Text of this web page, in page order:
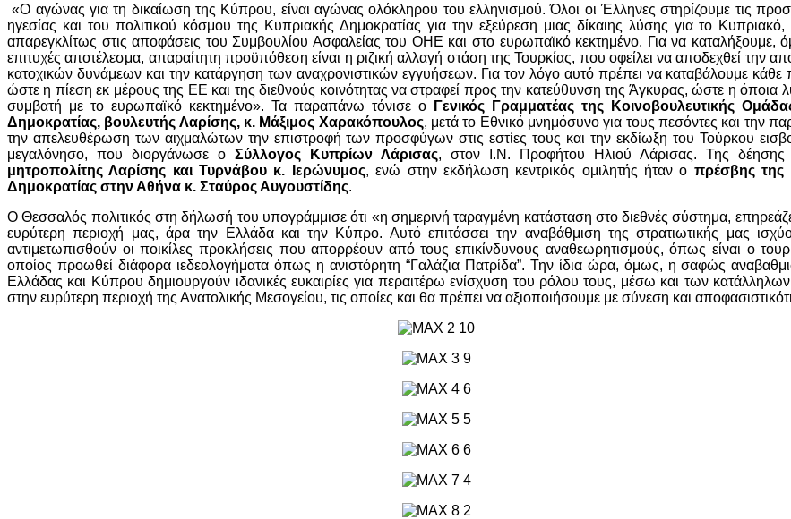
«Ο αγώνας για τη δικαίωση της Κύπρου, είναι αγώνας ολόκληρου του ελληνισμού. Όλοι οι Έλληνες στηρίζουμε τις
ηγεσίας και του πολιτικού κόσμου της Κυπριακής Δημοκρατίας για την εξεύρεση μιας δίκαιης λύσης για το Κυπριακό,
απαρεγκλίτως στις αποφάσεις του Συμβουλίου Ασφαλείας του ΟΗΕ και στο ευρωπαϊκό κεκτημένο. Για να καταλήξουμε,
επιτυχές αποτέλεσμα, απαραίτητη προϋπόθεση είναι η ριζική αλλαγή στάση της Τουρκίας, που οφείλει να αποδεχθεί την
κατοχικών δυνάμεων και την κατάργηση των αναχρονιστικών εγγυήσεων. Για τον λόγο αυτό πρέπει να καταβάλουμε κάθε
ώστε η πίεση εκ μέρους της ΕΕ και της διεθνούς κοινότητας να στραφεί προς την κατεύθυνση της Άγκυρας, ώστε η όποια
συμβατή με το ευρωπαϊκό κεκτημένο». Τα παραπάνω τόνισε ο
Γενικός Γραμματέας της Κοινοβουλευτικής
Δημοκρατίας, βουλευτής Λαρίσης, κ. Μάξιμος Χαρακόπουλος, μετά το Εθνικό μνημόσυνο για τους πεσόντες και την
την απελευθέρωση των αιχμαλώτων την επιστροφή των προσφύγων στις εστίες τους και την εκδίωξη του Τούρκου
μεγαλόνησο, που διοργάνωσε οΣύλλογος Κυπρίων Λάρισας, στον Ι.Ν. Προφήτου Ηλιού Λάρισας. Της
μητροπολίτης Λαρίσης και Τυρνάβου κ. Ιερώνυμος, ενώ στην εκδήλωση κεντρικός ομιλητής ήταν ο πρέσβης της
Δημοκρατίας στην Αθήνα κ. Σταύρος Αυγουστίδης.
Ο Θεσσαλός πολιτικός στη δήλωσή του υπογράμμισε ότι «η σημερινή ταραγμένη κατάσταση στο διεθνές σύστημα,
ευρύτερη περιοχή μας, άρα την Ελλάδα και την Κύπρο. Αυτό επιτάσσει την αναβάθμιση της στρατιωτικής μας
αντιμετωπισθούν οι ποικίλες προκλήσεις που απορρέουν από τους επικίνδυνους αναθεωρητισμούς, όπως είναι ο
οποίος προωθεί διάφορα ιεδεολογήματα όπως η ανιστόρητη “Γαλάζια Πατρίδα”. Την ίδια ώρα, όμως, η σαφώς
Ελλάδας και Κύπρου δημιουργούν ιδανικές ευκαιρίες για περαιτέρω ενίσχυση του ρόλου τους, μέσω και των
στην ευρύτερη περιοχή της Ανατολικής Μεσογείου, τις οποίες και θα πρέπει να αξιοποιήσουμε με σύνεση και